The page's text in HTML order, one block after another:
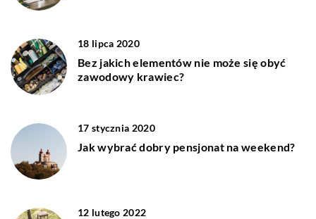
18 lipca 2020
Bez jakich elementów nie może się obyć
zawodowy krawiec?
17 stycznia 2020
Jak wybrać dobry pensjonat na weekend?
12 lutego 2022